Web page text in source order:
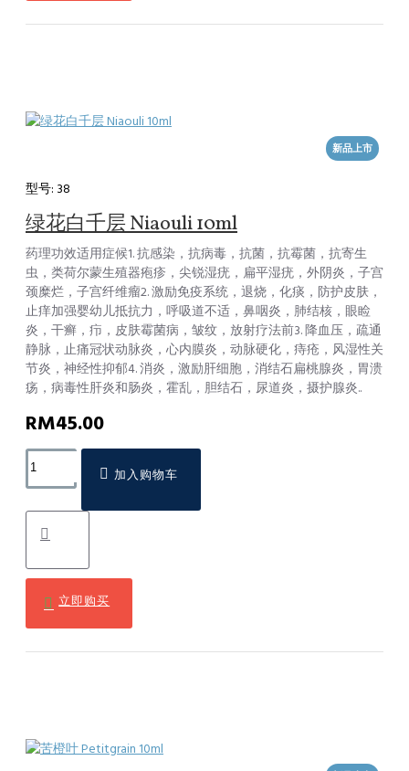
新品上市
型号: 38
绿花白千层 Niaouli 10ml
药理功效适用症候1. 抗感染，抗病毒，抗菌，抗霉菌，抗寄生
虫，类荷尔蒙生殖器疱疹，尖锐湿疣，扁平湿疣，外阴炎，子宫
颈糜烂，子宫纤维瘤2. 激励免疫系统，退烧，化痰，防护皮肤，
止痒加强婴幼儿抵抗力，呼吸道不适，鼻咽炎，肺结核，眼睑
炎，干癣，疖，皮肤霉菌病，皱纹，放射疗法前3. 降血压，疏通
静脉，止痛冠状动脉炎，心内膜炎，动脉硬化，痔疮，风湿性关
节炎，神经性抑郁4. 消炎，激励肝细胞，消结石扁桃腺炎，胃溃
疡，病毒性肝炎和肠炎，霍乱，胆结石，尿道炎，摄护腺炎..
RM45.00
加入购物车
立即购买